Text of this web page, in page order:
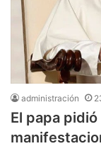
administración
El papa